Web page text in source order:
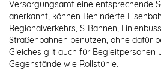
Versorgungsamt eine entsprechende
anerkannt, können Behinderte
Regionalverkehrs, S-Bahnen,
Straßenbahnen benutzen, ohne dafür
Gleiches gilt auch für Begleitpersonen
Gegenstände wie Rollstühle.